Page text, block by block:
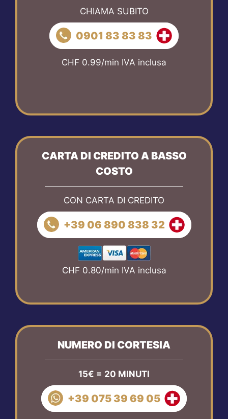
CHIAMA SUBITO
0901 83 83 83
CHF 0.99/min IVA inclusa
CARTA DI CREDITO A BASSO
COSTO
CON CARTA DI CREDITO
+39 06 890 838 32
CHF 0.80/min IVA inclusa
NUMERO DI CORTESIA
15€ = 20 MINUTI
+39 075 39 69 05